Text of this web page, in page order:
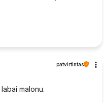
patvirtintas
malonu.